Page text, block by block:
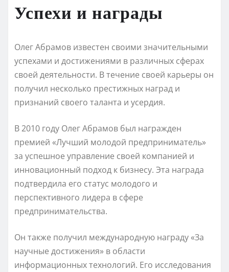
Успехи и награды
Олег Абрамов известен своими значительными
успехами и достижениями в различных сферах
своей деятельности. В течение своей карьеры он
получил несколько престижных наград и
признаний своего таланта и усердия.
В 2010 году Олег Абрамов был награжден
премией «Лучший молодой предприниматель»
за успешное управление своей компанией и
инновационный подход к бизнесу. Эта награда
подтвердила его статус молодого и
перспективного лидера в сфере
предпринимательства.
Он также получил международную награду «За
научные достижения» в области
информационных технологий. Его исследования